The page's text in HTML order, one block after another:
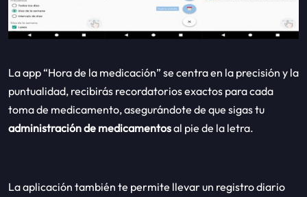
La app “Hora de la medicación” se centra en la precisión y la
puntualidad, recibirás recordatorios exactos para cada
toma de medicamento, asegurándote de que sigas tu
administración de medicamentosal pie de la letra.
La aplicación también te permite llevar un registro diario